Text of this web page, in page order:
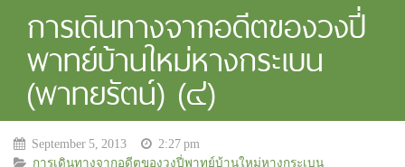
การเดินทางจากอดีตของวงปี่
พาทย์บ้านใหม่หางกระเบน
(พาทยรัตน์) (๔)
September 5, 2013
2:27 pm
การเดินทางจากอดีตของวงปี่พาทย์บ้านใหม่หางกระเบน